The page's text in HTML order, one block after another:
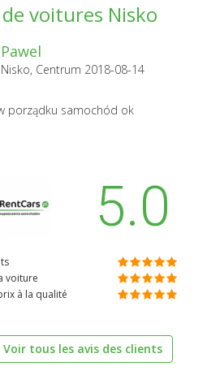
voitures Nisko
Pawel
Nisko, Centrum 2018-08-14
porządku samochód ok
5.0
voiture
à la qualité
Voir tous les avis des clients